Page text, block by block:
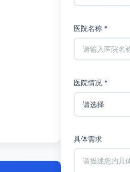
医院名称 *
医院情况 *
具体需求